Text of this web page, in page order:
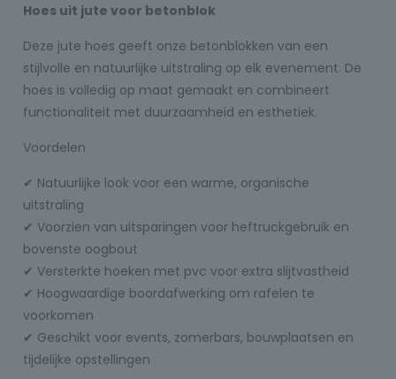
Hoes uit jute voor betonblok
Deze jute hoes geeft onze betonblokken van een
stijlvolle en natuurlijke uitstraling op elk evenement. De
hoes is volledig op maat gemaakt en combineert
functionaliteit met duurzaamheid en esthetiek.
Voordelen
✔ Natuurlijke look voor een warme, organische
uitstraling
✔ Voorzien van uitsparingen voor heftruckgebruik en
bovenste oogbout
✔ Versterkte hoeken met pvc voor extra slijtvastheid
✔ Hoogwaardige boordafwerking om rafelen te
voorkomen
✔ Geschikt voor events, zomerbars, bouwplaatsen en
tijdelijke opstellingen